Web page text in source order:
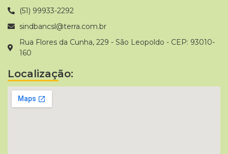
(51) 99933-2292
sindbancsl@terra.com.br
Rua Flores da Cunha, 229 - São Leopoldo - CEP: 93010-
160
Localização: